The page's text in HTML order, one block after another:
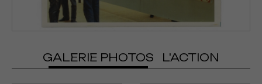
GALERIE PHOTOS L'ACTION